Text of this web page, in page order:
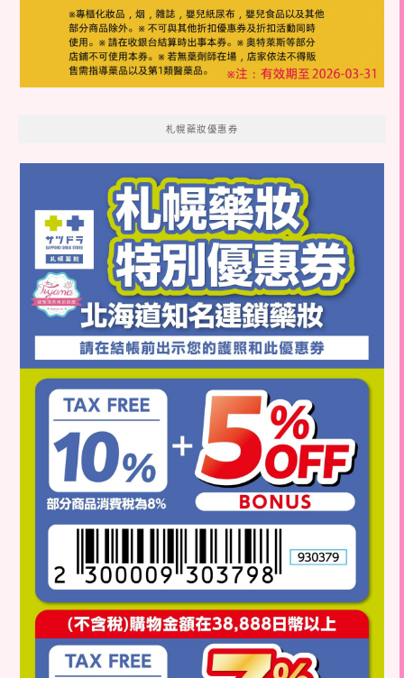
札幌藥妝優惠券